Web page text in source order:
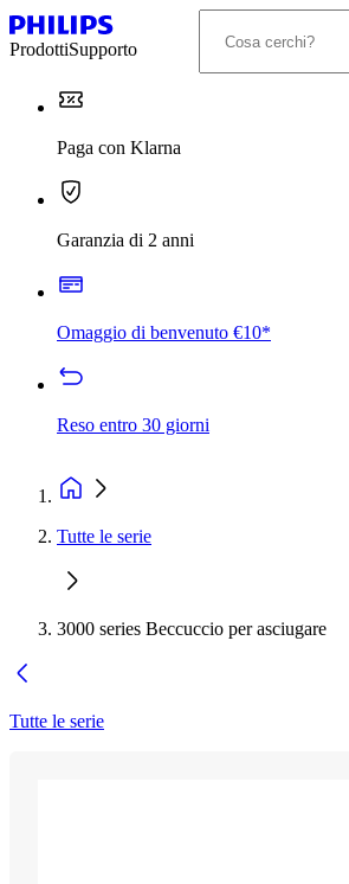
ProdottiSupporto
Paga con Klarna
Garanzia di 2 anni
Omaggio di benvenuto €10*
Reso entro 30 giorni
Tutte le serie
3000 series Beccuccio per asciugare
Tutte le serie